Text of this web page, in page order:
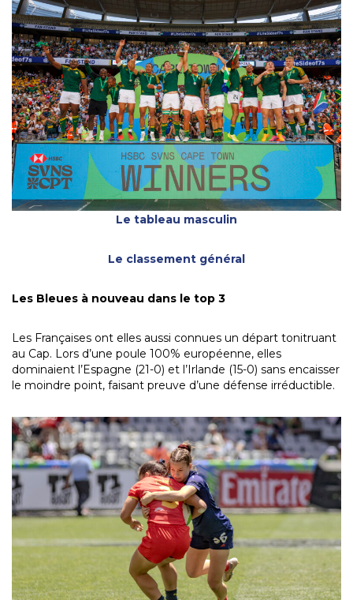
Le tableau masculin
Le classement général
Les Bleues à nouveau dans le top 3
Les Françaises ont elles aussi connues un départ tonitruant
au Cap. Lors d’une poule 100% européenne, elles
dominaient l’Espagne (21-0) et l’Irlande (15-0) sans encaisser
le moindre point, faisant preuve d’une défense irréductible.